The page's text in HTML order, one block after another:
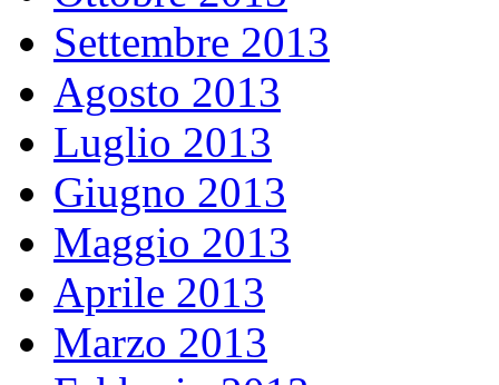
Settembre 2013
Agosto 2013
Luglio 2013
Giugno 2013
Maggio 2013
Aprile 2013
Marzo 2013